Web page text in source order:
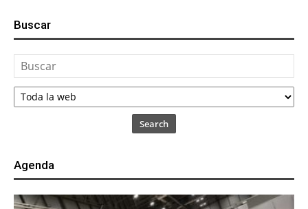
Buscar
Search
Agenda